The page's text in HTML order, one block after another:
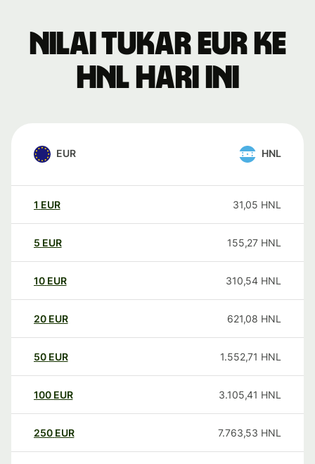
Nilai tukar EUR ke
HNL hari ini
EUR HNL
1 EUR 31,05 HNL
5 EUR 155,27 HNL
10 EUR 310,54 HNL
20 EUR 621,08 HNL
50 EUR 1.552,71 HNL
100 EUR 3.105,41 HNL
250 EUR 7.763,53 HNL